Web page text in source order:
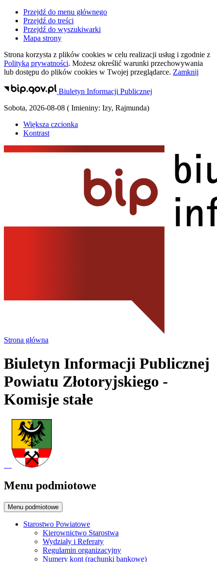
Przejdź do menu głównego
Przejdź do treści
Przejdź do wyszukiwarki
Mapa strony
Strona korzysta z plików cookies w celu realizacji usług i zgodnie z
Polityką prywatności. Możesz określić warunki przechowywania
lub dostępu do plików cookies w Twojej przeglądarce. Zamknij
Biuletyn Informacji Publicznej
Sobota, 2026-08-08 ( Imieniny: Izy, Rajmunda)
Większa czcionka
Kontrast
Strona główna
Biuletyn Informacji Publicznej
Powiatu Złotoryjskiego -
Komisje stałe
Menu podmiotowe
Menu podmiotowe
Starostwo Powiatowe
Kierownictwo Starostwa
Wydziały i Referaty
Regulamin organizacyjny
Numery kont (rachunki bankowe)